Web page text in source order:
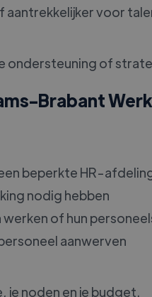
aantrekkelijker voor
ondersteuning of
Brabant
beperkte HR-
nodig hebben
of hun
aanwerven
je noden en je budget.